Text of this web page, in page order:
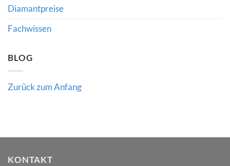
Diamantpreise
Fachwissen
BLOG
Zurück zum Anfang
KONTAKT